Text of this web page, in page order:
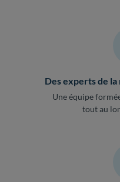
Des experts de
Une équipe
tout au